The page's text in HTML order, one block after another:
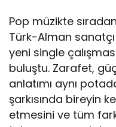
Pop müzikte sıradan
Türk-Alman sanatçı
yeni single
buluştu. Zarafet,
anlatımı aynı
şarkısında bireyin
etmesini ve tüm